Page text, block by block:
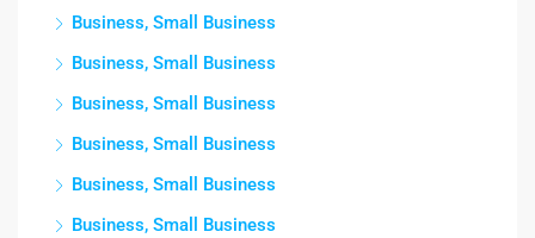
Business, Small Business
Business, Small Business
Business, Small Business
Business, Small Business
Business, Small Business
Business, Small Business